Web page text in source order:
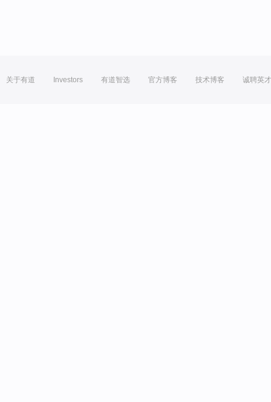
关于有道 Investors 有道智选 官方博客 技术博客 诚聘英才